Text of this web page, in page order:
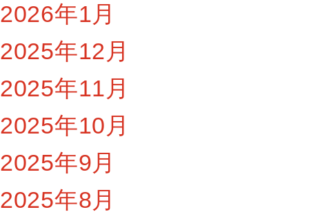
2026年1月
2025年12月
2025年11月
2025年10月
2025年9月
2025年8月